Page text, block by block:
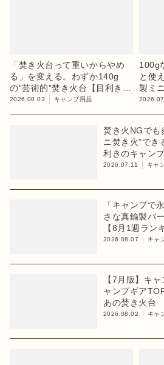
「焚き火台って重いからやめ
る」を変える。わずか140g
の“芸術的”焚き火台【目利きの
キャンプギア】
2026.08.03 キャンプ用品
100g
と使
製ミ
焚き火NGでも
ニ焚き火”でき
利きのキャンプ
2026.07.11 キャ
「キャンプで
さな真鍮製バ
【8月1週ラン
2026.08.07 キャ
【7月版】キ
ャンプギア
あの焚き火台
2026.08.02 キャ